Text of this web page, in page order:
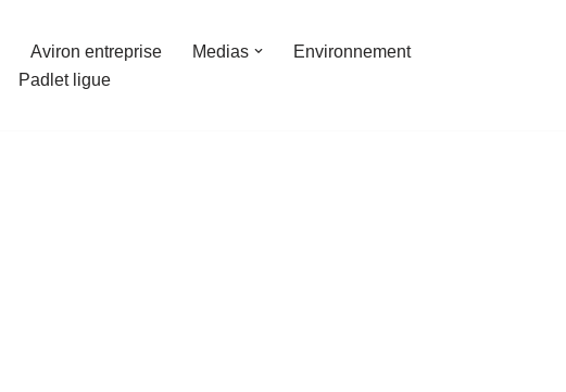
Aviron entreprise Medias
Environnement
Padlet ligue